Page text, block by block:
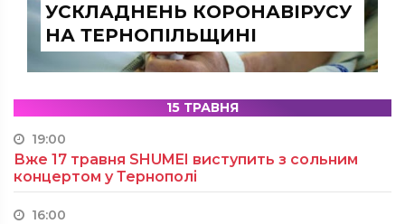
УСКЛАДНЕНЬ КОРОНАВІРУСУ
НА ТЕРНОПІЛЬЩИНІ
15 ТРАВНЯ
19:00
Вже 17 травня SHUMEI виступить з сольним
концертом у Тернополі
16:00